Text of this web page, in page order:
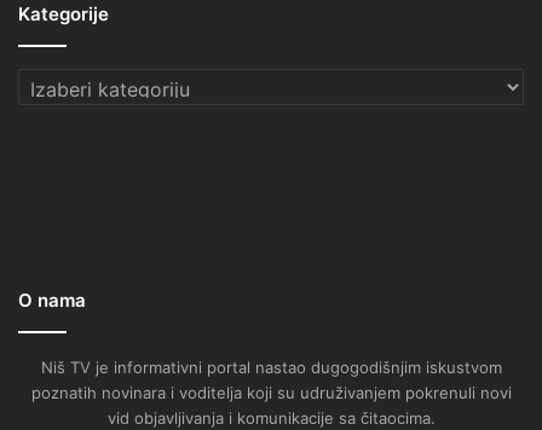
Kategorije
Kategorije
O nama
Niš TV je informativni portal nastao dugogodišnjim iskustvom
poznatih novinara i voditelja koji su udruživanjem pokrenuli novi
vid objavljivanja i komunikacije sa čitaocima.